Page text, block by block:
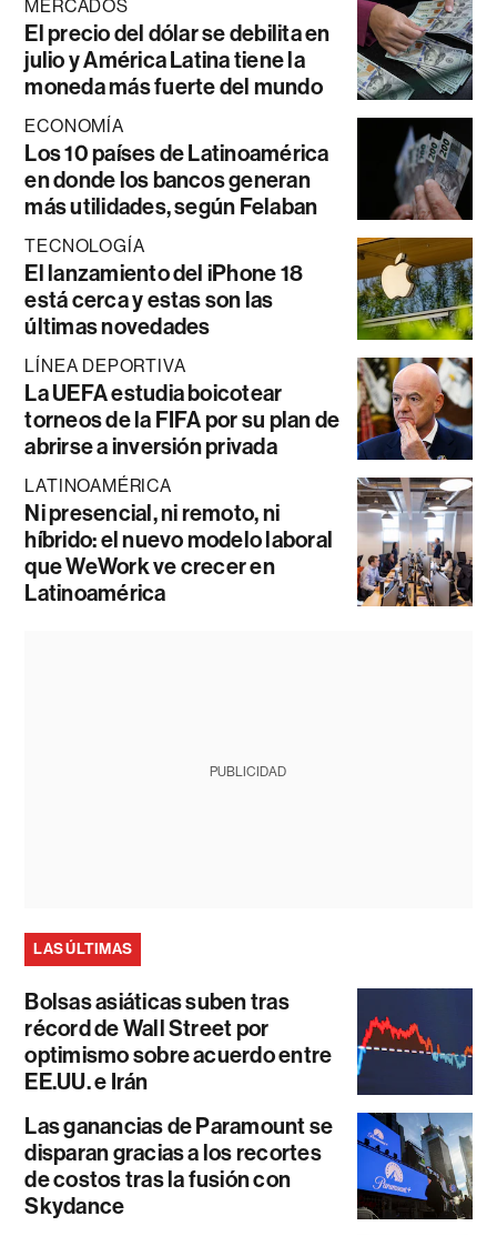
MERCADOS
El precio del dólar se debilita en
julio y América Latina tiene la
moneda más fuerte del mundo
ECONOMÍA
Los 10 países de Latinoamérica
en donde los bancos generan
más utilidades, según Felaban
TECNOLOGÍA
El lanzamiento del iPhone 18
está cerca y estas son las
últimas novedades
LÍNEA DEPORTIVA
La UEFA estudia boicotear
torneos de la FIFA por su plan de
abrirse a inversión privada
LATINOAMÉRICA
Ni presencial, ni remoto, ni
híbrido: el nuevo modelo laboral
que WeWork ve crecer en
Latinoamérica
PUBLICIDAD
LAS ÚLTIMAS
Bolsas asiáticas suben tras
récord de Wall Street por
optimismo sobre acuerdo entre
EE.UU. e Irán
Las ganancias de Paramount se
disparan gracias a los recortes
de costos tras la fusión con
Skydance